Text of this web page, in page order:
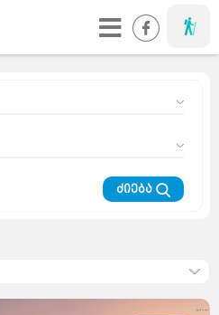
მოგზაური
ძიება